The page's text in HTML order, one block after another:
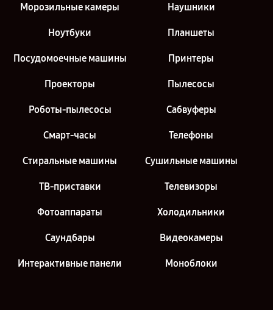
Морозильные камеры Наушники
Ноутбуки Планшеты
Посудомоечные машины Принтеры
Проекторы Пылесосы
Роботы-пылесосы Сабвуферы
Смарт-часы Телефоны
Стиральные машины Сушильные машины
ТВ-приставки Телевизоры
Фотоаппараты Холодильники
Саундбары Видеокамеры
Интерактивные панели Моноблоки